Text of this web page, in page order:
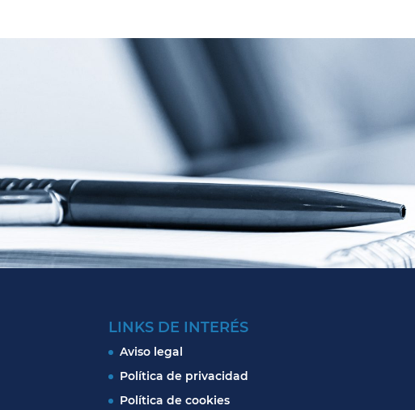
LINKS DE INTERÉS
Aviso legal
Política de privacidad
Política de cookies